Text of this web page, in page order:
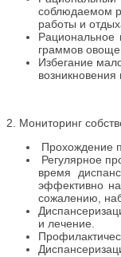
соблюдаемом
работы и
Рациональное
граммов
Избегание
2. Мониторинг
Прохождение
Регулярное
время
эффективно
сожалению,
и лечение.